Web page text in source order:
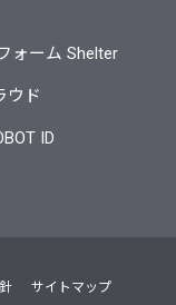
ォーム Shelter
ウド
ID
サイトマップ